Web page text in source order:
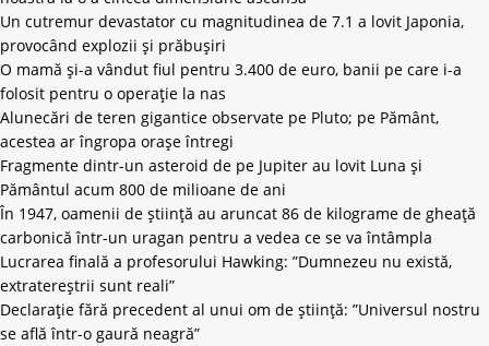
Un cutremur devastator cu magnitudinea de 7.1 a lovit Japonia,
provocând explozii și prăbușiri
O mamă și-a vândut fiul pentru 3.400 de euro, banii pe care i-a
folosit pentru o operație la nas
Alunecări de teren gigantice observate pe Pluto; pe Pământ,
acestea ar îngropa orașe întregi
Fragmente dintr-un asteroid de pe Jupiter au lovit Luna și
Pământul acum 800 de milioane de ani
În 1947, oamenii de știință au aruncat 86 de kilograme de gheață
carbonică într-un uragan pentru a vedea ce se va întâmpla
Lucrarea finală a profesorului Hawking: ”Dumnezeu nu există,
extratereștrii sunt reali”
Declarație fără precedent al unui om de știință: ”Universul nostru
se află într-o gaură neagră”